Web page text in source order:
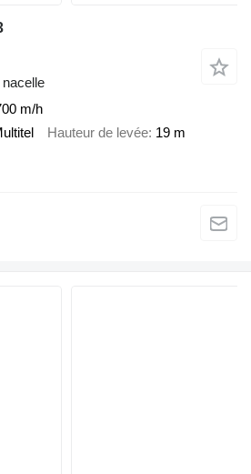
m/h
Hauteur de levée 19 m